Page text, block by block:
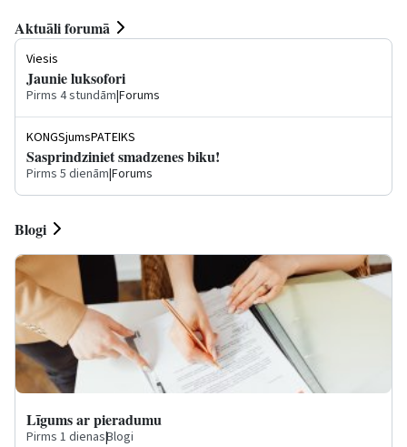
Aktuāli forumā
Viesis
Jaunie luksofori
Pirms 4 stundām|Forums
KONGSjumsPATEIKS
Sasprindziniet smadzenes biku!
Pirms 5 dienām|Forums
Blogi
Līgums ar pieradumu
Pirms 1 dienas|Blogi